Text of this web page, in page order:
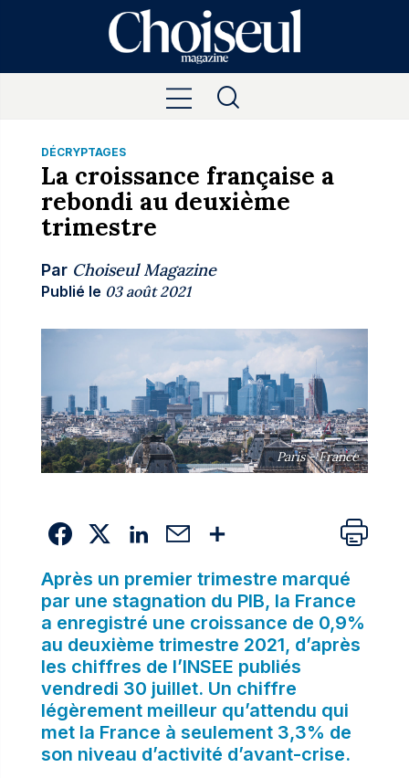
DÉCRYPTAGES
La croissance française a
rebondi au deuxième
trimestre
Par Choiseul Magazine
Publié le 03 août 2021
Paris - France
Après un premier trimestre marqué
par une stagnation du PIB, la France
a enregistré une croissance de 0,9%
au deuxième trimestre 2021, d’après
les chiffres de l’INSEE publiés
vendredi 30 juillet. Un chiffre
légèrement meilleur qu’attendu qui
met la France à seulement 3,3% de
son niveau d’activité d’avant-crise.